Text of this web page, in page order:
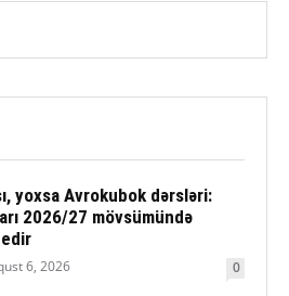
yoxsa Avrokubok dərsləri:
2026/27 mövsümündə
6, 2026 0